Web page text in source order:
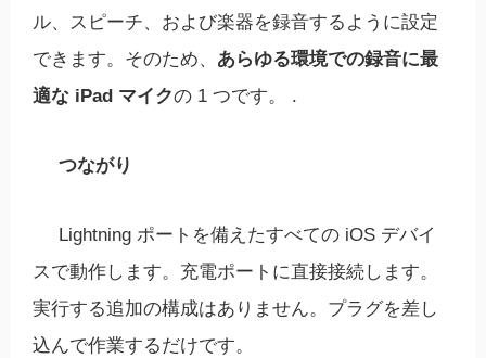
ル、スピーチ、および楽器を録音するように設定
できます。そのため、 あらゆる環境での録音に最
適な iPad マイクの 1 つです。 .
つながり
Lightning ポートを備えたすべての iOS デバイ
スで動作します。充電ポートに直接接続します。
実行する追加の構成はありません。プラグを差し
込んで作業するだけです。